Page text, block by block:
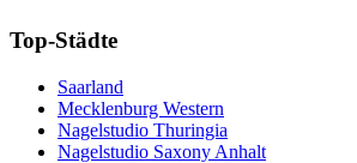
Top-Städte
Saarland
Mecklenburg Western
Nagelstudio Thuringia
Nagelstudio Saxony Anhalt